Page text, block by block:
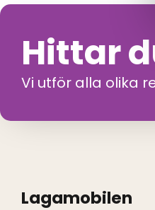
Hittar
Vi utför alla olika
Lagamobilen